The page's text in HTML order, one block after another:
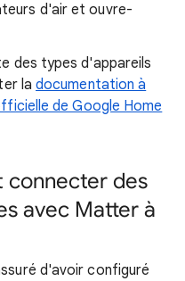
d'air et ouvre-
des types d'appareils
ladocumentation à
de Google Home
connecter des
avec Matter à
d'avoir configuré